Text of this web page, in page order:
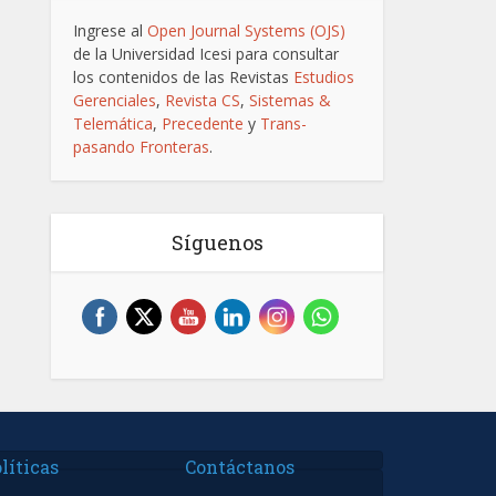
Ingrese al Open Journal Systems (OJS)
de la Universidad Icesi para consultar
los contenidos de las Revistas Estudios
Gerenciales, Revista CS, Sistemas &
Telemática, Precedente y Trans-
pasando Fronteras.
Síguenos
Contáctanos